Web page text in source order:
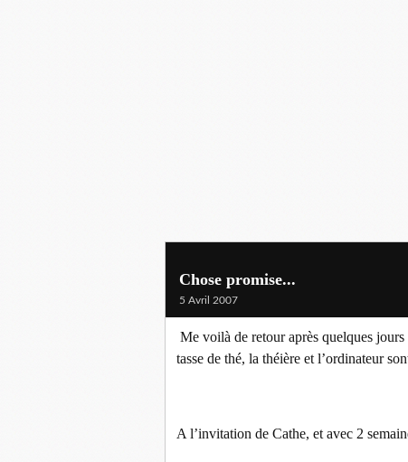
Chose promise...
5 Avril 2007
Me voilà de retour après quelques
tasse de thé, la théière et l’ordinateur
A l’invitation de Cathe, et avec 2